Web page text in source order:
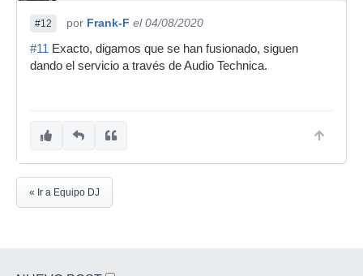
#12 por Frank-F el 04/08/2020
#11 Exacto, digamos que se han fusionado, siguen
dando el servicio a través de Audio Technica.
« Ir a Equipo DJ